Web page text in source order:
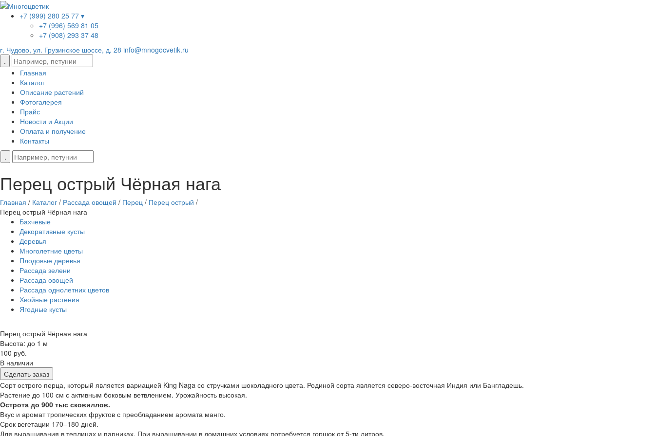
+7 (999) 280 25 77 ▾
+7 (996) 569 81 05
+7 (908) 293 37 48
г. Чудово, ул. Грузинское шоссе, д. 28 info@mnogocvetik.ru
Главная
Каталог
Описание растений
Фотогалерея
Прайс
Новости и Акции
Оплата и получение
Контакты
Перец острый Чёрная нага
Главная / Каталог / Рассада овощей / Перец / Перец острый /
Перец острый Чёрная нага
Бахчевые
Декоративные кусты
Деревья
Многолетние цветы
Плодовые деревья
Рассада зелени
Рассада овощей
Рассада однолетних цветов
Хвойные растения
Ягодные кусты
Перец острый Чёрная нага
Высота: до 1 м
100 руб.
В наличии
Сделать заказ
Сорт острого перца, который является вариацией King Naga со стручками шоколадного цвета. Родиной сорта является северо-восточная Индия или Бангладешь.
Растение до 100 см с активным боковым ветвлением. Урожайность высокая.
Острота до 900 тыс сковиллов.
Вкус и аромат тропических фруктов с преобладанием аромата манго.
Срок вегетации 170–180 дней.
Для выращивания в теплицах и парниках. При выращивании в домашних условиях потребуется горшок от 5-ти литров.